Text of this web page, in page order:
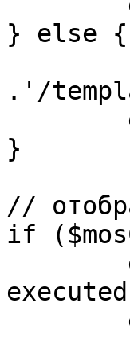
} else {
.'/
}
//
if